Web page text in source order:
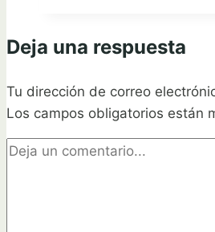
casa:
paso
a
paso
Deja una respuesta
Tu dirección de correo
Los campos obligatorios están